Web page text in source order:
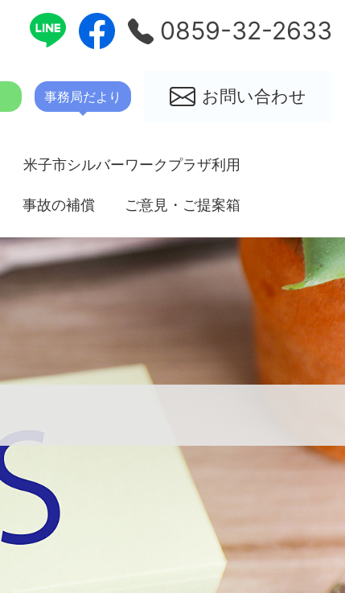
0859-32-2633
事務局だより お問い合わせ
米子市シルバーワークプラザ利用
案内
事故の補償 ご意見・ご提案箱